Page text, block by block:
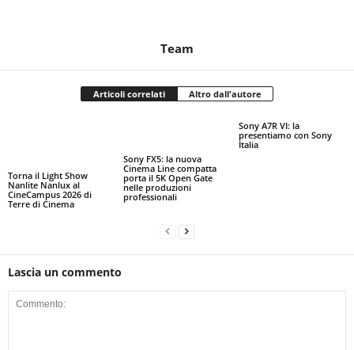
Team
Articoli correlati Altro dall'autore
Torna il Light Show
Nanlite Nanlux al
CineCampus 2026 di
Terre di Cinema
Sony FX5: la nuova
Cinema Line compatta
porta il 5K Open Gate
nelle produzioni
professionali
Sony A7R VI: la
presentiamo con Sony
Italia
Lascia un commento